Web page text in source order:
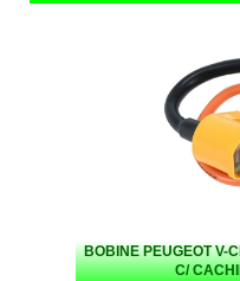
BOBINE PEUGEOT V-
C/